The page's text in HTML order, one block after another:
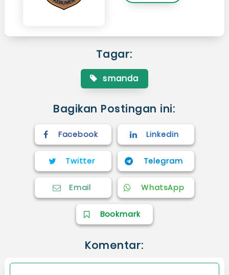
Tagar:
smanda
Bagikan Postingan ini:
Facebook Linkedin
Twitter Telegram
Email WhatsApp
Bookmark
Komentar: